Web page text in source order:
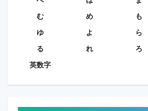
む
め も
ゆ
よ ら
る
れ ろ
英数字